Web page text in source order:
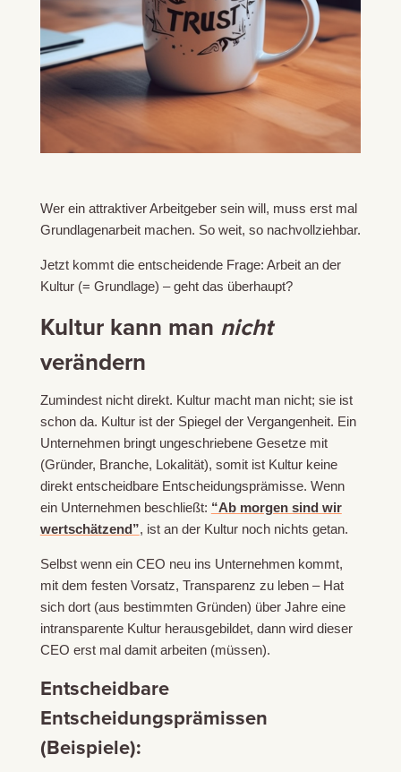
Wer ein attraktiver Arbeitgeber sein will, muss erst mal
Grundlagenarbeit machen. So weit, so nachvollziehbar.
Jetzt kommt die entscheidende Frage: Arbeit an der
Kultur (= Grundlage) – geht das überhaupt?
Kultur kann man nicht
verändern
Zumindest nicht direkt. Kultur macht man nicht; sie ist
schon da. Kultur ist der Spiegel der Vergangenheit. Ein
Unternehmen bringt ungeschriebene Gesetze mit
(Gründer, Branche, Lokalität), somit ist Kultur keine
direkt entscheidbare Entscheidungsprämisse. Wenn
ein Unternehmen beschließt: “Ab morgen sind wir
wertschätzend”, ist an der Kultur noch nichts getan.
Selbst wenn ein CEO neu ins Unternehmen kommt,
mit dem festen Vorsatz, Transparenz zu leben – Hat
sich dort (aus bestimmten Gründen) über Jahre eine
intransparente Kultur herausgebildet, dann wird dieser
CEO erst mal damit arbeiten (müssen).
Entscheidbare
Entscheidungsprämissen
(Beispiele):